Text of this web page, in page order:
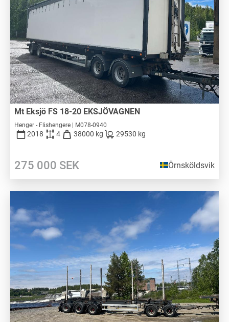
Mt Eksjö FS 18-20 EKSJÖVAGNEN
Henger - Flishengere | M078-0940
2018 4 38000 kg 29530 kg
275 000 SEK Örnsköldsvik